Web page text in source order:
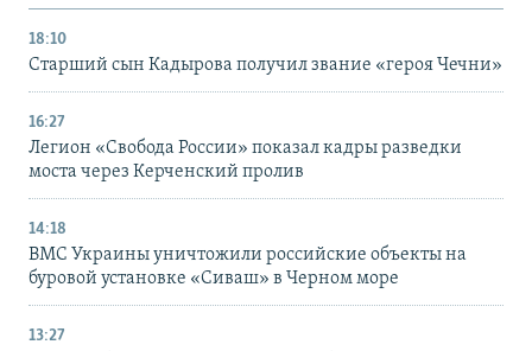
18:10
Старший сын Кадырова получил звание «героя Чечни»
16:27
Легион «Свобода России» показал кадры разведки
моста через Керченский пролив
14:18
ВМС Украины уничтожили российские объекты на
буровой установке «Сиваш» в Черном море
13:27